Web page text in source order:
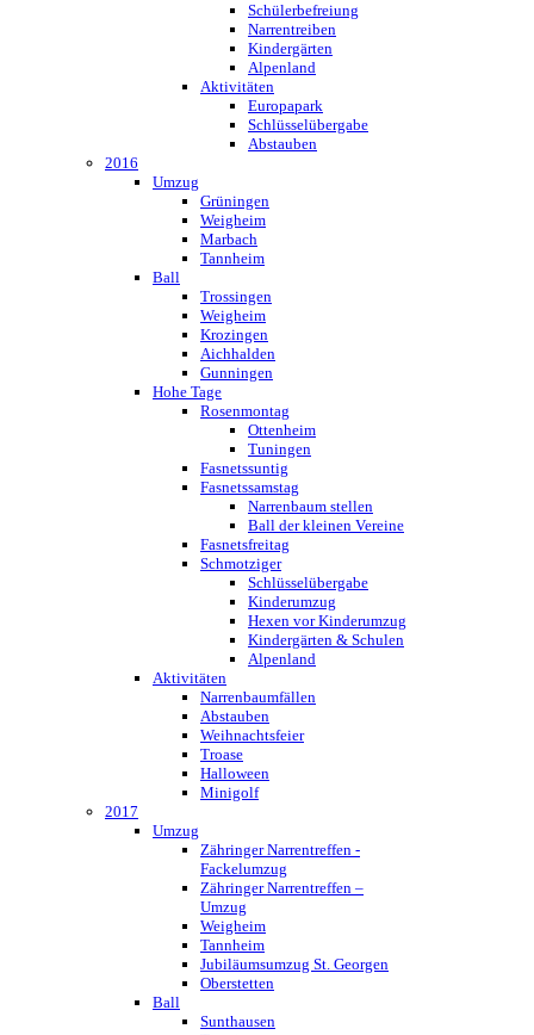
Schülerbefreiung
Narrentreiben
Kindergärten
Alpenland
Aktivitäten
Europapark
Schlüsselübergabe
Abstauben
2016
Umzug
Grüningen
Weigheim
Marbach
Tannheim
Ball
Trossingen
Weigheim
Krozingen
Aichhalden
Gunningen
Hohe Tage
Rosenmontag
Ottenheim
Tuningen
Fasnetssuntig
Fasnetssamstag
Narrenbaum stellen
Ball der kleinen Vereine
Fasnetsfreitag
Schmotziger
Schlüsselübergabe
Kinderumzug
Hexen vor Kinderumzug
Kindergärten & Schulen
Alpenland
Aktivitäten
Narrenbaumfällen
Abstauben
Weihnachtsfeier
Troase
Halloween
Minigolf
2017
Umzug
Zähringer Narrentreffen -
Fackelumzug
Zähringer Narrentreffen –
Umzug
Weigheim
Tannheim
Jubiläumsumzug St. Georgen
Oberstetten
Ball
Sunthausen